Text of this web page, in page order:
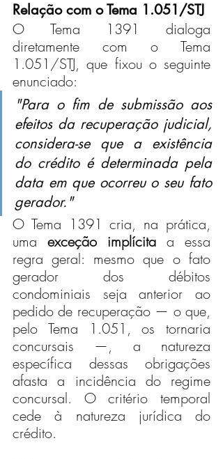
Relação com o Tema 1.051/STJ
O Tema 1391 dialoga
diretamente com o Tema
1.051/STJ, que fixou o seguinte
enunciado:
"Para o fim de submissão aos
efeitos da recuperação judicial,
considera-se que a existência
do crédito é determinada pela
data em que ocorreu o seu fato
gerador."
O Tema 1391 cria, na prática,
uma exceção implícita a essa
regra geral: mesmo que o fato
gerador dos débitos
condominiais seja anterior ao
pedido de recuperação — o que,
pelo Tema 1.051, os tornaria
concursais —, a natureza
específica dessas obrigações
afasta a incidência do regime
concursal. O critério temporal
cede à natureza jurídica do
crédito.